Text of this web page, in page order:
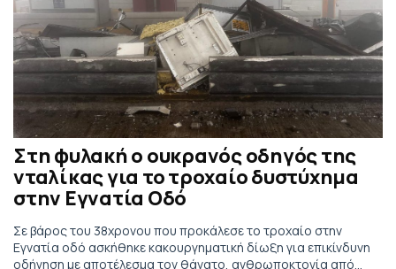
Στη φυλακή ο ουκρανός οδηγός της
νταλίκας για το τροχαίο δυστύχημα
στην Εγνατία Οδό
Σε βάρος του 38χρονου που προκάλεσε το τροχαίο στην
Εγνατία οδό ασκήθηκε κακουργηματική δίωξη για επικίνδυνη
οδήγηση με αποτέλεσμα τον θάνατο, ανθρωποκτονία από